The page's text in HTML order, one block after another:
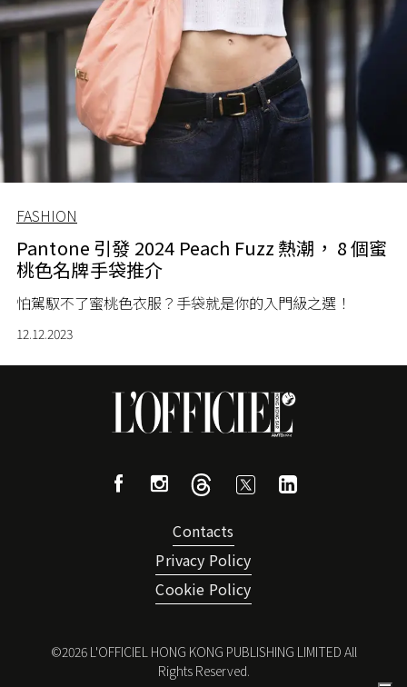
FASHION
Pantone 引發 2024 Peach Fuzz 熱潮， 8 個蜜
桃色名牌手袋推介
怕駕馭不了蜜桃色衣服？手袋就是你的入門級之選！
12.12.2023
Contacts
Privacy Policy
Cookie Policy
©2026L'OFFICIEL HONG KONG PUBLISHING LIMITED All
Rights Reserved.